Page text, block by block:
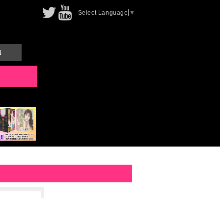
Select Language ▼